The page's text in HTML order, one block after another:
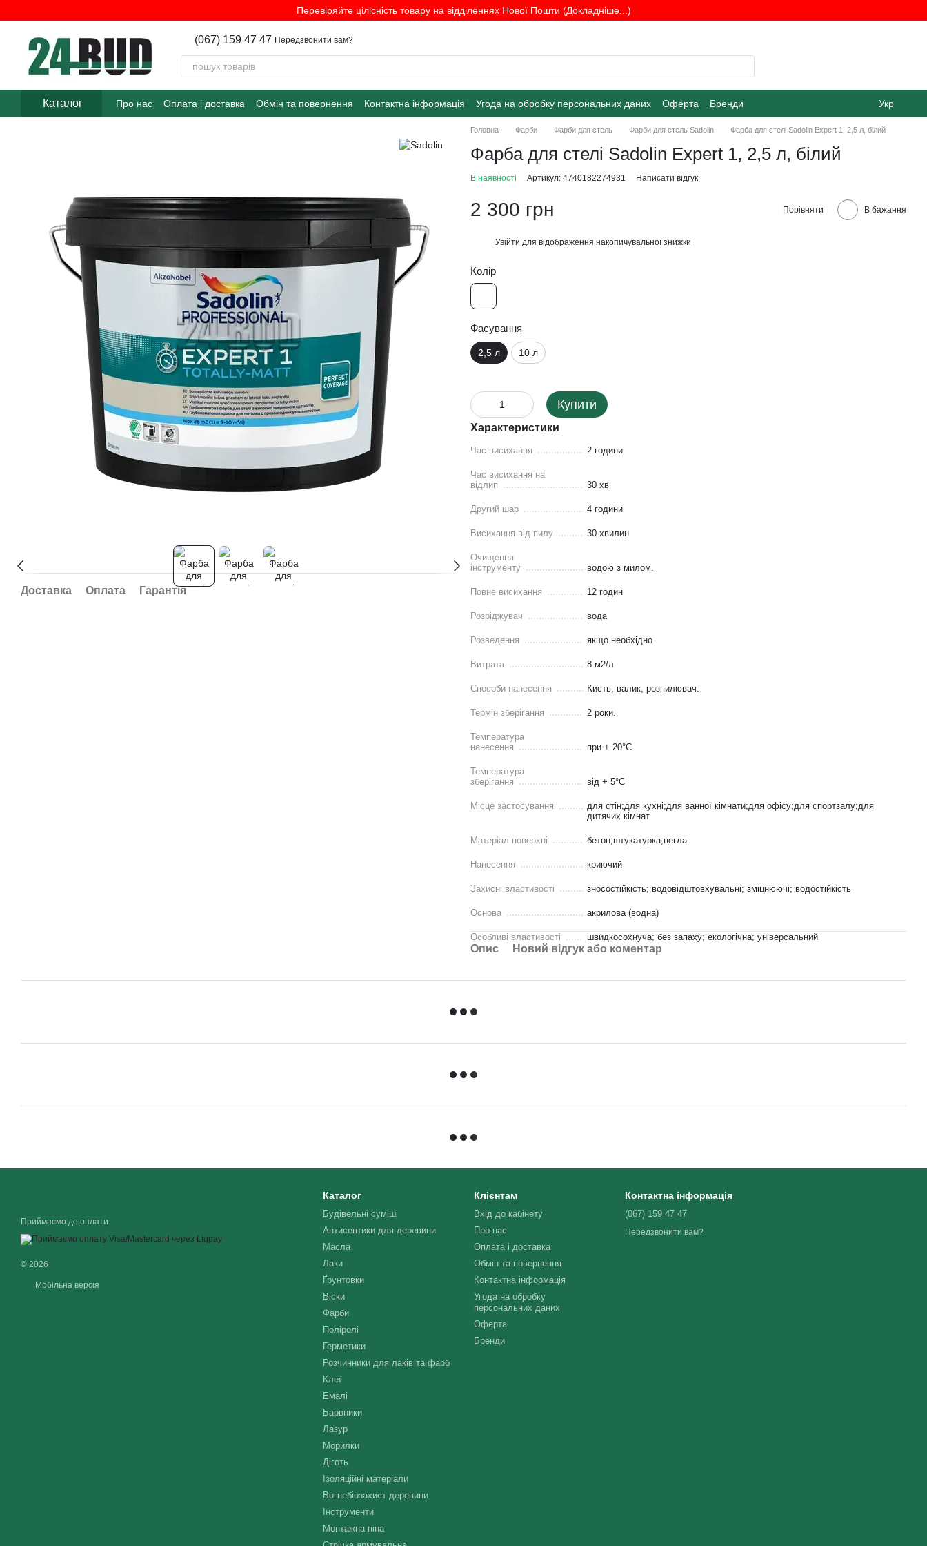
Перевіряйте цілісність товару на відділеннях Нової Пошти (Докладніше...)
(067) 159 47 47 Передзвонити вам?
Каталог Про нас Оплата і доставка Обмін та повернення Контактна інформація Угода на обробку персональних даних Оферта Бренди Укр
Доставка Оплата Гарантія
Головна Фарби Фарби для стель Фарби для стель Sadolin Фарба для стелі Sadolin Expert 1, 2,5 л, білий
Фарба для стелі Sadolin Expert 1, 2,5 л, білий
В наявності Артикул: 4740182274931 Написати відгук
2 300 грн Порівняти В бажання
Увійти для відображення накопичувальної знижки
Колір
Фасування
2,5 л 10 л
Купити
Характеристики
Час висихання 2 години
Час висихання на
відлип
30 хв
Другий шар 4 години
Висихання від пилу 30 хвилин
Очищення
інструменту
водою з милом.
Повне висихання 12 годин
Розріджувач вода
Розведення якщо необхідно
Витрата 8 м2/л
Способи нанесення Кисть, валик, розпилювач.
Термін зберігання 2 роки.
Температура
нанесення
при + 20°С
Температура
зберігання
від + 5°С
Місце застосування
для стін;для кухні;для ванної кімнати;для офісу;для спортзалу;для
дитячих кімнат
Матеріал поверхні бетон;штукатурка;цегла
Нанесення криючий
Захисні властивості зносостійкість; водовідштовхувальні; зміцнюючі; водостійкість
Основа акрилова (водна)
Особливі властивості швидкосохнуча; без запаху; екологічна; універсальний
Опис Новий відгук або коментар
Приймаємо до оплати
© 2026
Мобільна версія
Каталог
Будівельні суміші
Антисептики для деревини
Масла
Лаки
Ґрунтовки
Віски
Фарби
Поліролі
Герметики
Розчинники для лаків та фарб
Клеї
Емалі
Барвники
Лазур
Морилки
Діготь
Ізоляційні матеріали
Вогнебіозахист деревини
Інструменти
Монтажна піна
Клієнтам
Вхід до кабінету
Про нас
Оплата і доставка
Обмін та повернення
Контактна інформація
Угода на обробку
персональних даних
Оферта
Бренди
Контактна інформація
(067) 159 47 47
Передзвонити вам?